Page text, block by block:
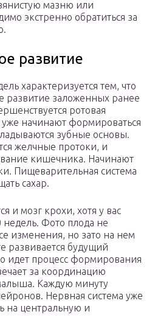
мазню или
экстренно обратиться за
развитие
характеризуется тем, что
развитие заложенных ранее
ротовая
уже начинают формироваться
зубные основы.
желчные протоки, и
кишечника. Начинают
Пищеварительная система
сахар.
и мозг крохи, хотя у вас
недель. Фото плода не
изменения, но зато на нем
развивается будущий
идет процесс формирования
за координацию
Каждую минуту
Нервная система уже
на центральную и